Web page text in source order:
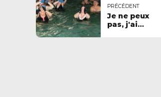
PRÉCÉDENT
Je ne peux
pas, j'ai